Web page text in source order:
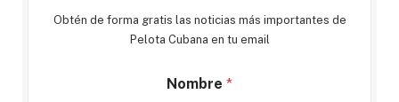
Obtén de forma gratis las noticias más importantes de
Pelota Cubana en tu email
Nombre *